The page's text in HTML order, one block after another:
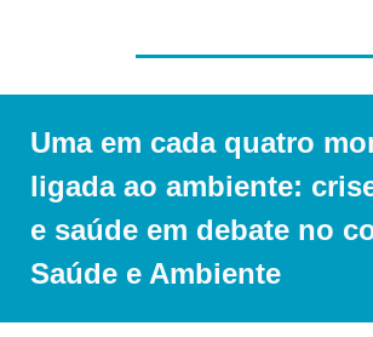
Uma em cada quatro
ligada ao ambiente:
e saúde em debate no
Saúde e Ambiente